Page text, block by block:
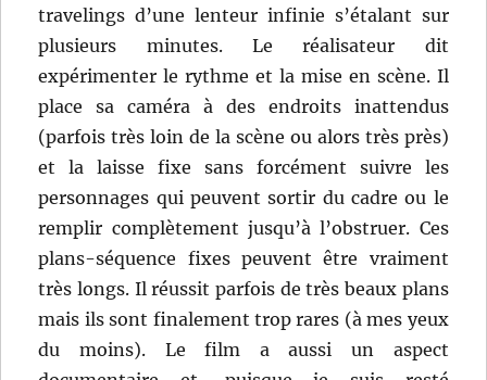
travelings d’une lenteur infinie s’étalant sur
plusieurs minutes. Le réalisateur dit
expérimenter le rythme et la mise en scène. Il
place sa caméra à des endroits inattendus
(parfois très loin de la scène ou alors très près)
et la laisse fixe sans forcément suivre les
personnages qui peuvent sortir du cadre ou le
remplir complètement jusqu’à l’obstruer. Ces
plans-séquence fixes peuvent être vraiment
très longs. Il réussit parfois de très beaux plans
mais ils sont finalement trop rares (à mes yeux
du moins). Le film a aussi un aspect